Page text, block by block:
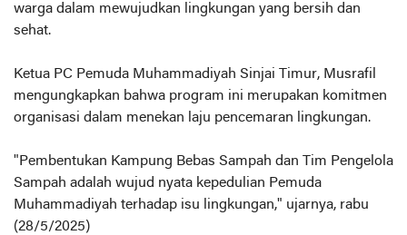
warga dalam mewujudkan lingkungan yang bersih dan
sehat.
Ketua PC Pemuda Muhammadiyah Sinjai Timur, Musrafil
mengungkapkan bahwa program ini merupakan komitmen
organisasi dalam menekan laju pencemaran lingkungan.
"Pembentukan Kampung Bebas Sampah dan Tim Pengelola
Sampah adalah wujud nyata kepedulian Pemuda
Muhammadiyah terhadap isu lingkungan," ujarnya, rabu
(28/5/2025)